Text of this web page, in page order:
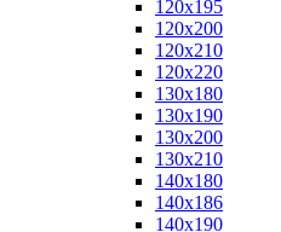
120x195
120x200
120x210
120x220
130x180
130x190
130x200
130x210
140x180
140x186
140x190